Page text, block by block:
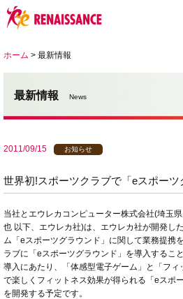
ホーム > 最新情報
最新情報 News
2011/09/15 お知らせ
世界初!スポーツクラブで「eスポーツ
当社とエウレカコンピューター株式会社(埼玉
也 以下、エウレカ社)は、エウレカ社が開発し
ム「eスポーツグラウンド」に関して業務提携
ラブに「eスポーツグラウンド」を導入するこ
導入にあたり、「体感型電子ゲーム」と「フ
で楽しくフィットネス効果が得られる「eスポ
を開発する予定です。